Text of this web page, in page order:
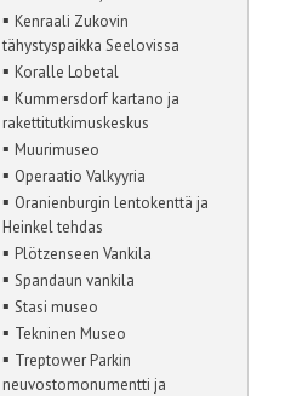
▪ Kenraali Zukovin
tähystyspaikka Seelovissa
▪ Koralle Lobetal
▪ Kummersdorf kartano ja
rakettitutkimuskeskus
▪ Muurimuseo
▪ Operaatio Valkyyria
▪ Oranienburgin lentokenttä ja
Heinkel tehdas
▪ Plötzenseen Vankila
▪ Spandaun vankila
▪ Stasi museo
▪ Tekninen Museo
▪ Treptower Parkin
neuvostomonumentti ja